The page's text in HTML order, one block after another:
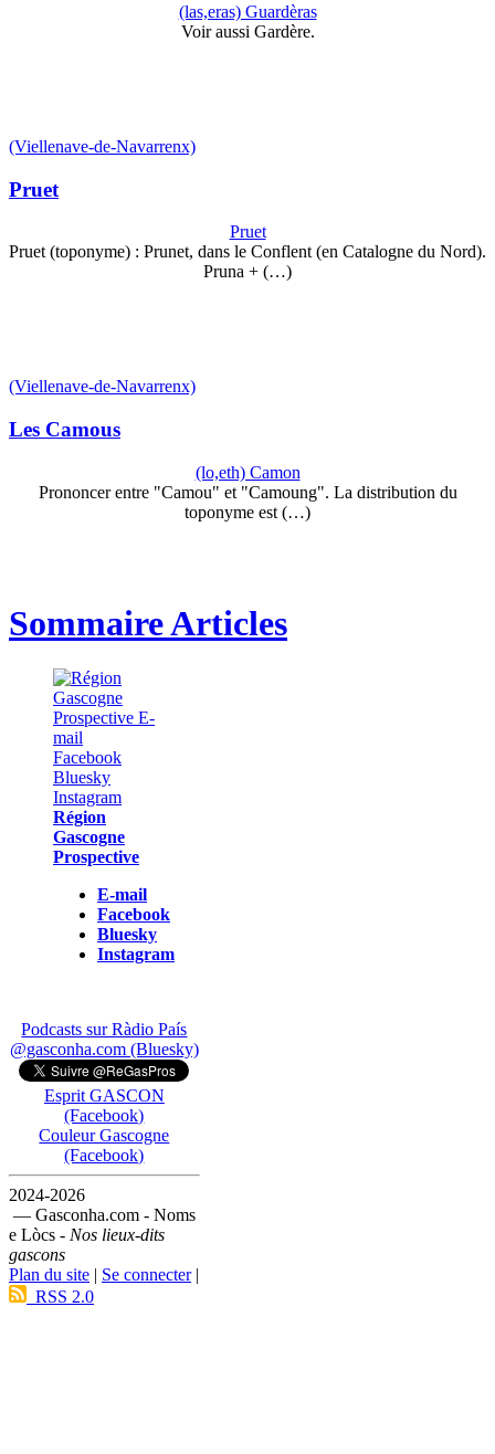
(las,eras) Guardèras
Voir aussi Gardère.
(Viellenave-de-Navarrenx)
Pruet
Pruet
Pruet (toponyme) : Prunet, dans le Conflent (en Catalogne du Nord).
Pruna + (…)
(Viellenave-de-Navarrenx)
Les Camous
(lo,eth) Camon
Prononcer entre "Camou" et "Camoung". La distribution du
toponyme est (…)
Sommaire Articles
Région
Gascogne
Prospective
E-mail
Facebook
Bluesky
Instagram
Podcasts sur Ràdio País
@gasconha.com (Bluesky)
Esprit GASCON
(Facebook)
Couleur Gascogne
(Facebook)
2024-2026
— Gasconha.com - Noms
e Lòcs - Nos lieux-dits
gascons
Plan du site | Se connecter|
RSS 2.0